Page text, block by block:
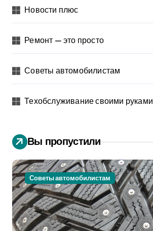
Новости плюс
Ремонт — это просто
Советы автомобилистам
Техобслуживание своими руками
Вы пропустили
Советы автомобилистам